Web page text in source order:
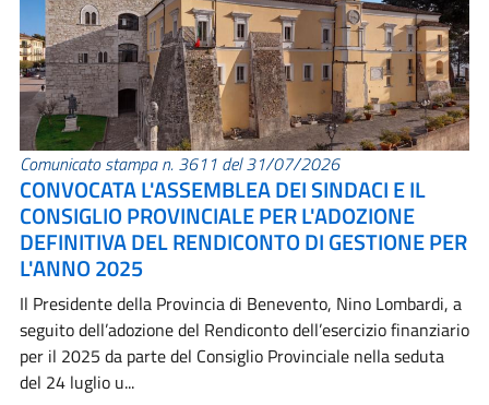
Comunicato stampa n. 3611 del 31/07/2026
CONVOCATA L'ASSEMBLEA DEI SINDACI E IL
CONSIGLIO PROVINCIALE PER L'ADOZIONE
DEFINITIVA DEL RENDICONTO DI GESTIONE PER
L'ANNO 2025
Il Presidente della Provincia di Benevento, Nino Lombardi, a
seguito dell’adozione del Rendiconto dell’esercizio finanziario
per il 2025 da parte del Consiglio Provinciale nella seduta
del 24 luglio u...